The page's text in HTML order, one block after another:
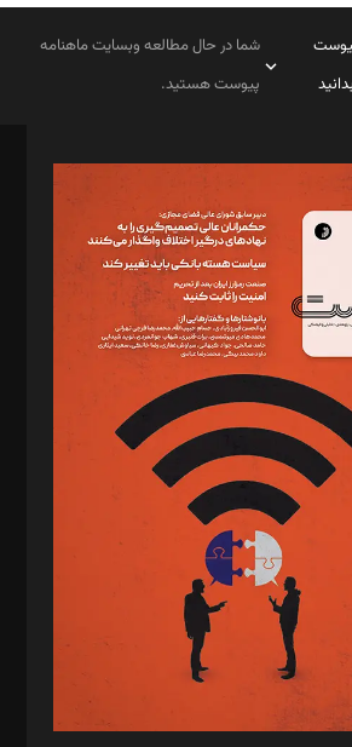
شما در حال مطالعه وبسایت ماهنامه
پیوست هستید.
رجبی
ایپکچی
نقاش
آرش برهمند، یسنا امان‌پور، سروش کرمیان،
رجبی، زهرا فکرانه، فائزه فتحی
شفیعی، مانی لطفی زاده
ثابت
کاظمی‌نیا